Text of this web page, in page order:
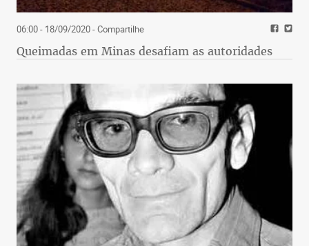
06:00 - 18/09/2020- Compartilhe
Queimadas em Minas desafiam as autoridades